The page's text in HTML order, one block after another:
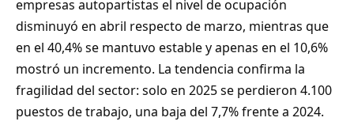
empresas autopartistas el nivel de ocupación
disminuyó en abril respecto de marzo, mientras que
en el 40,4% se mantuvo estable y apenas en el 10,6%
mostró un incremento. La tendencia confirma la
fragilidad del sector: solo en 2025 se perdieron 4.100
puestos de trabajo, una baja del 7,7% frente a 2024.